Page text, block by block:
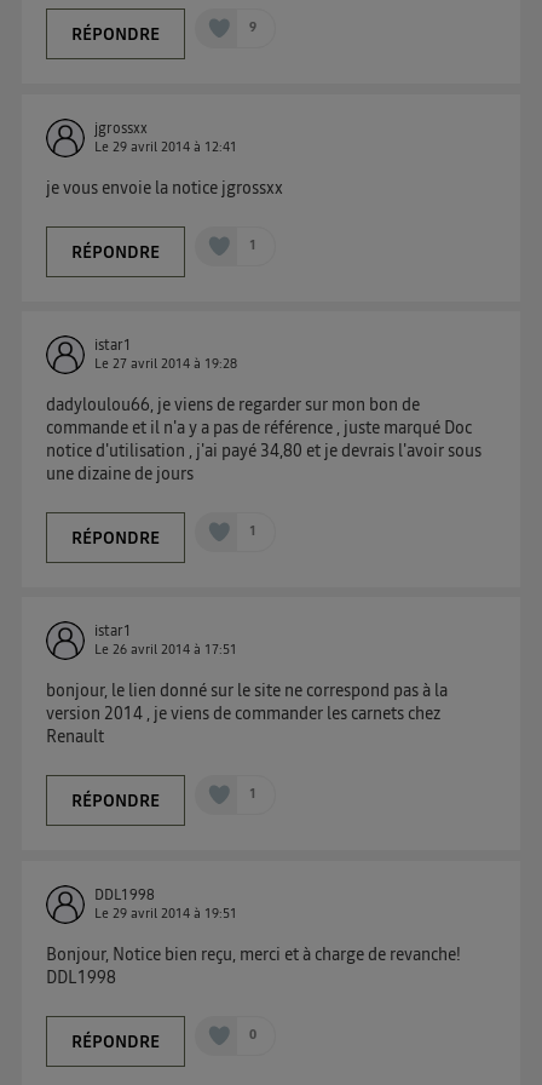
RÉPONDRE 9
jgrossxx
Le29 avril 2014 à 12:41
je vous envoie la notice jgrossxx
RÉPONDRE 1
istar1
Le27 avril 2014 à 19:28
dadyloulou66, je viens de regarder sur mon bon de
commande et il n'a y a pas de référence , juste marqué Doc
notice d'utilisation , j'ai payé 34,80 et je devrais l'avoir sous
une dizaine de jours
RÉPONDRE 1
istar1
Le26 avril 2014 à 17:51
bonjour, le lien donné sur le site ne correspond pas à la
version 2014 , je viens de commander les carnets chez
Renault
RÉPONDRE 1
DDL1998
Le29 avril 2014 à 19:51
Bonjour, Notice bien reçu, merci et à charge de revanche!
DDL1998
RÉPONDRE 0
Ainsi, toutes les personnes utilisant la même
connexion et ayant consenties se verront attribuer le
sur la navigation des membres du foyer ayant consentis.
Pour une connexion mobile
Vous pouvez à tout moment retirer ce consentement
surle portail d’Utiq
« gérer Utiq » en bas de ce site. Pour plus
d'informations, veuillez consulter